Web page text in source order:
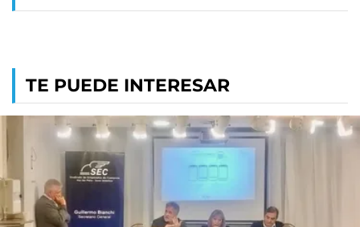
TE PUEDE INTERESAR